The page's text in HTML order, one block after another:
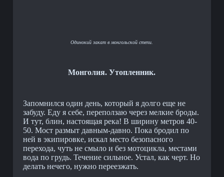
Одинокий закат в монгольской степи.
Монголия. Утопленник.
Запомнился один день, который я долго еще не
забуду. Еду я себе, переползаю через мелкие броды.
И тут, блин, настоящая река! В ширину метров 40-
50. Мост размыт давным-давно. Пока бродил по
ней в экипировке, искал место безопасного
перехода, чуть не смыло и без мотоцикла, местами
вода по грудь. Течение сильное. Устал, как черт. Но
делать нечего, нужно переезжать.